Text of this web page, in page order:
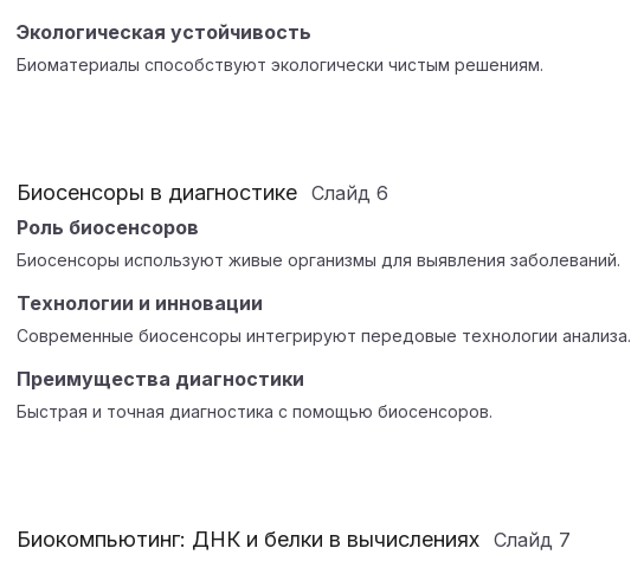
Экологическая устойчивость
Биоматериалы способствуют экологически чистым решениям.
Биосенсоры в диагностике Слайд 6
Роль биосенсоров
Биосенсоры используют живые организмы для выявления заболеваний.
Технологии и инновации
Современные биосенсоры интегрируют передовые технологии анализа.
Преимущества диагностики
Быстрая и точная диагностика с помощью биосенсоров.
Биокомпьютинг: ДНК и белки в вычислениях Слайд 7